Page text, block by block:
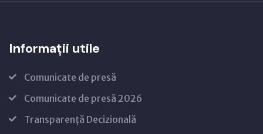
Informații utile
Comunicate de presă
Comunicate de presă 2026
Transparență Decizională